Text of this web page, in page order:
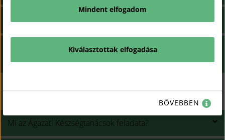
Kik vannak jelen egy szintvizsgán?
A fiam megbukott a hegesztő szintvizsgán, lesz még
lehetősége javítani és mikor?
Mi az Ágazati Készségtanácsok feladata?
Mindent elfogadom
Kiválasztottak elfogadása
BŐVEBBEN